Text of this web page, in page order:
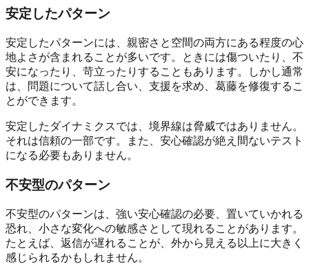
安定したパターン
安定したパターンには、親密さと空間の両方にある程度の心
地よさが含まれることが多いです。ときには傷ついたり、不
安になったり、苛立ったりすることもあります。しかし通常
は、問題について話し合い、支援を求め、葛藤を修復するこ
とができます。
安定したダイナミクスでは、境界線は脅威ではありません。
それは信頼の一部です。また、安心確認が絶え間ないテスト
になる必要もありません。
不安型のパターン
不安型のパターンは、強い安心確認の必要、置いていかれる
恐れ、小さな変化への敏感さとして現れることがあります。
たとえば、返信が遅れることが、外から見える以上に大きく
感じられるかもしれません。